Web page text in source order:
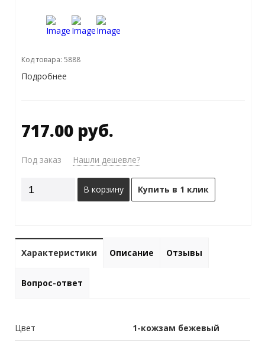
Код товара: 5888
Подробнее
717.00 руб.
Под заказ Нашли дешевле?
В корзину Купить в 1 клик
Характеристики Описание Отзывы
Вопрос-ответ
Цвет 1-кожзам бежевый